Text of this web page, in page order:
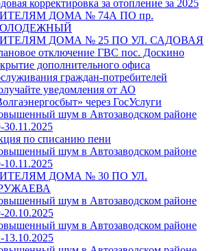
корректировка за отопление за 2025
ДОМА № 74А ПО пр.
ДОМА № 25 ПО УЛ. САДОВАЯ
отключение ГВС пос. Доскино
дополнительного офиса
граждан-потребителей
уведомления от АО
через ГосУслуги
шум в Автозаводском районе
30.11.2025
по списанию пени
шум в Автозаводском районе
10.11.2025
ДОМА № 30 ПО УЛ.
шум в Автозаводском районе
20.10.2025
шум в Автозаводском районе
13.10.2025